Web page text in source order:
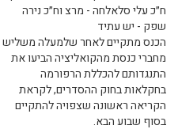
ח״כ עלי סלאלחה - מרצ וח״כ נירה
שפק - יש עתיד
הכנס מתקיים לאחר שלמעלה משליש
מחברי כנסת מהקואליציה הביעו את
התנגדותם להכללת הרפורמה
בחקלאות בחוק ההסדרים, לקראת
הקריאה ראשונה שצפויה להתקיים
בסוף שבוע הבא.